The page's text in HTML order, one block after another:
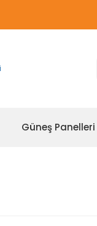
Güneş Panelleri